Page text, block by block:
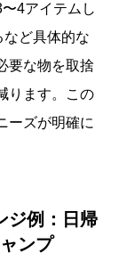
4アイテムし
ど具体的な
要な物を取捨
ります。この
ーズが明確に
ジ例：日帰
ンプ